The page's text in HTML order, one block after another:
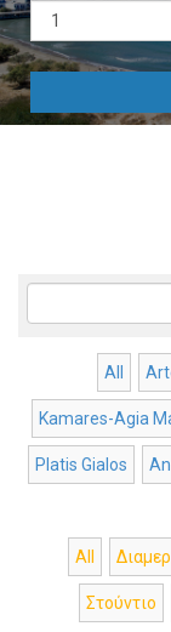
All
Kamares-Agia
Platis Gialos
All
Στούντιο